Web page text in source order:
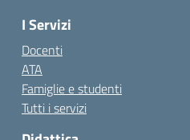
I Servizi
Docenti
ATA
Famiglie e studenti
Tutti i servizi